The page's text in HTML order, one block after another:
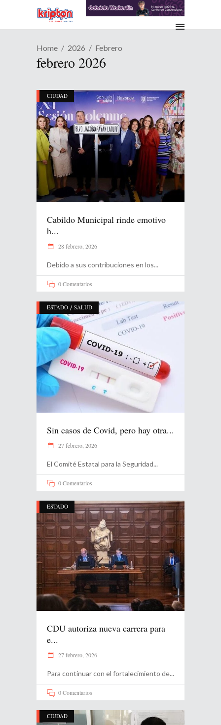
Home 2026 Febrero
febrero 2026
CIUDAD
Cabildo Municipal rinde emotivo
h...
28 febrero, 2026
Debido a sus contribuciones en los
0 Comentarios
ESTADO / SALUD
Sin casos de Covid, pero hay otra...
27 febrero, 2026
El Comité Estatal para la Seguridad
0 Comentarios
ESTADO
CDU autoriza nueva carrera para
e...
27 febrero, 2026
Para continuar con el fortalecimiento de
0 Comentarios
CIUDAD